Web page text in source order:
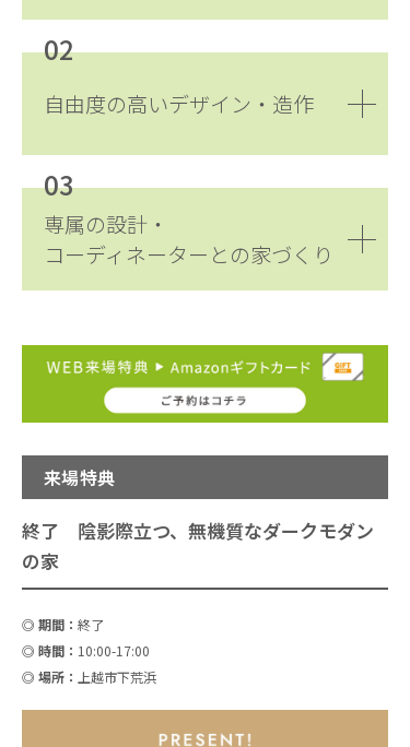
02
自由度の高いデザイン・造作
03
専属の設計・
コーディネーターとの家づくり
来場特典
終了 陰影際立つ、無機質なダークモダン
の家
◎ 期間： 終了
◎ 時間： 10:00-17:00
◎ 場所： 上越市下荒浜